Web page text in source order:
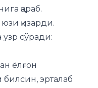
қараб.
қизарди.
сўради:
ёлғон
эрталаб